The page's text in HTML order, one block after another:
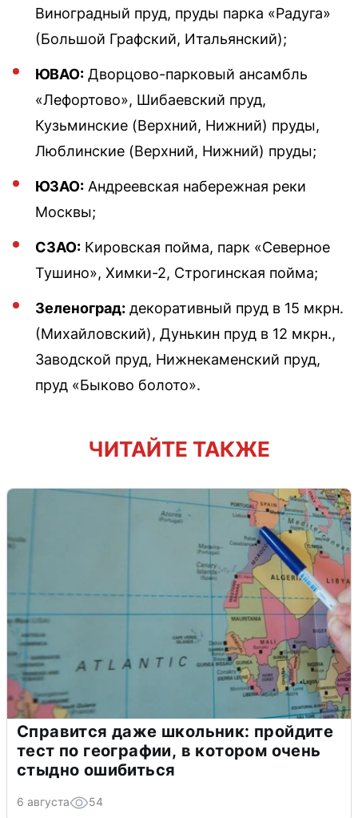
Виноградный пруд, пруды парка «Радуга»
(Большой Графский, Итальянский);
ЮВАО: Дворцово-парковый ансамбль
«Лефортово», Шибаевский пруд,
Кузьминские (Верхний, Нижний) пруды,
Люблинские (Верхний, Нижний) пруды;
ЮЗАО: Андреевская набережная реки
Москвы;
СЗАО: Кировская пойма, парк «Северное
Тушино», Химки-2, Строгинская пойма;
Зеленоград: декоративный пруд в 15 мкрн.
(Михайловский), Дунькин пруд в 12 мкрн.,
Заводской пруд, Нижнекаменский пруд,
пруд «Быково болото».
ЧИТАЙТЕ ТАКЖЕ
Справится даже школьник: пройдите
тест по географии, в котором очень
стыдно ошибиться
6 августа 54